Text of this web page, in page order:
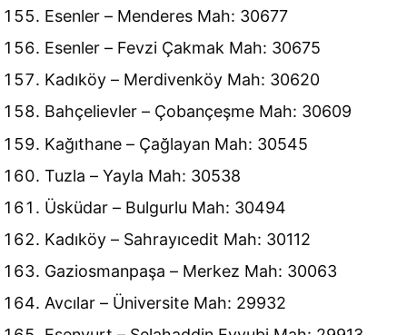
Esenler – Menderes Mah: 30677
Esenler – Fevzi Çakmak Mah: 30675
Kadıköy – Merdivenköy Mah: 30620
Bahçelievler – Çobançeşme Mah: 30609
Kağıthane – Çağlayan Mah: 30545
Tuzla – Yayla Mah: 30538
Üsküdar – Bulgurlu Mah: 30494
Kadıköy – Sahrayıcedit Mah: 30112
Gaziosmanpaşa – Merkez Mah: 30063
Avcılar – Üniversite Mah: 29932